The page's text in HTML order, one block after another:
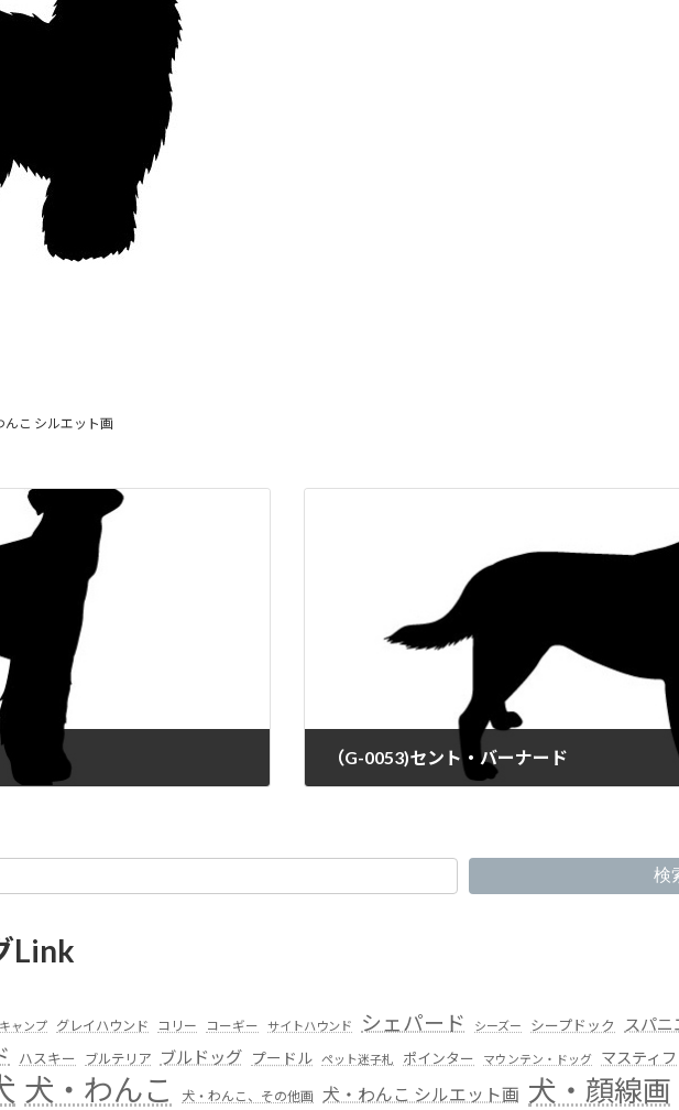
んこ シルエット画
（G-0053)セント・バーナード
検
Link
ャンプ グレイハウンド コリー コーギー サイトハウンド シェパード シーズー シープドック スパニ
ハスキー ブルテリア ブルドッグ プードル ペット迷子札 ポインター マウンテン・ドッグ マスティフ
犬・わんこ 犬・わんこ、その他画 犬・わんこ シルエット画 犬・顔線画